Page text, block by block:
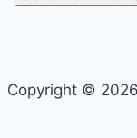
Copyright ©